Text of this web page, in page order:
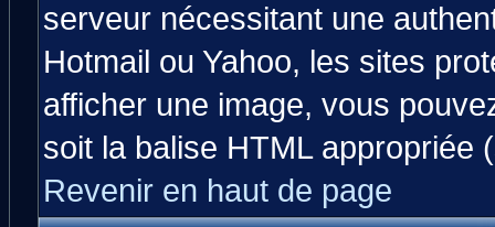
serveur nécessitant une
Hotmail ou Yahoo, les sites
afficher une image, vous
soit la balise HTML appropriée
Revenir en haut de page